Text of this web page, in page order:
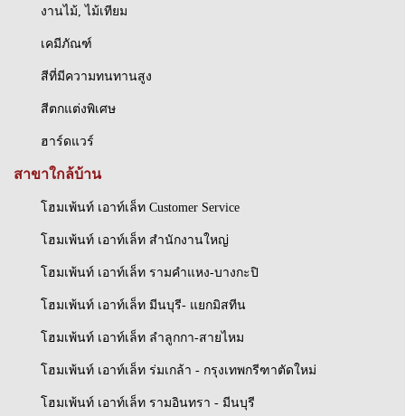
งานไม้, ไม้เทียม
เคมีภัณฑ์
สีที่มีความทนทานสูง
สีตกแต่งพิเศษ
ฮาร์ดแวร์
สาขาใกล้บ้าน
โฮมเพ้นท์ เอาท์เล็ท Customer Service
โฮมเพ้นท์ เอาท์เล็ท สำนักงานใหญ่
โฮมเพ้นท์ เอาท์เล็ท รามคำแหง-บางกะปิ
โฮมเพ้นท์ เอาท์เล็ท มีนบุรี- แยกมิสทีน
โฮมเพ้นท์ เอาท์เล็ท ลำลูกกา-สายไหม
โฮมเพ้นท์ เอาท์เล็ท ร่มเกล้า - กรุงเทพกรีฑาตัดใหม่
โฮมเพ้นท์ เอาท์เล็ท รามอินทรา - มีนบุรี